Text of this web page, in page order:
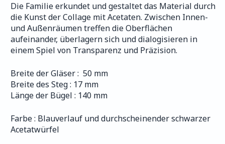
Die Familie erkundet und gestaltet das Material durch
die Kunst der Collage mit Acetaten. Zwischen Innen-
und Außenräumen treffen die Oberflächen
aufeinander, überlagern sich und dialogisieren in
einem Spiel von Transparenz und Präzision.
Breite der Gläser :  50 mm
Breite des Steg : 17 mm
Länge der Bügel : 140 mm
Farbe : Blauverlauf und durchscheinender schwarzer
Acetatwürfel